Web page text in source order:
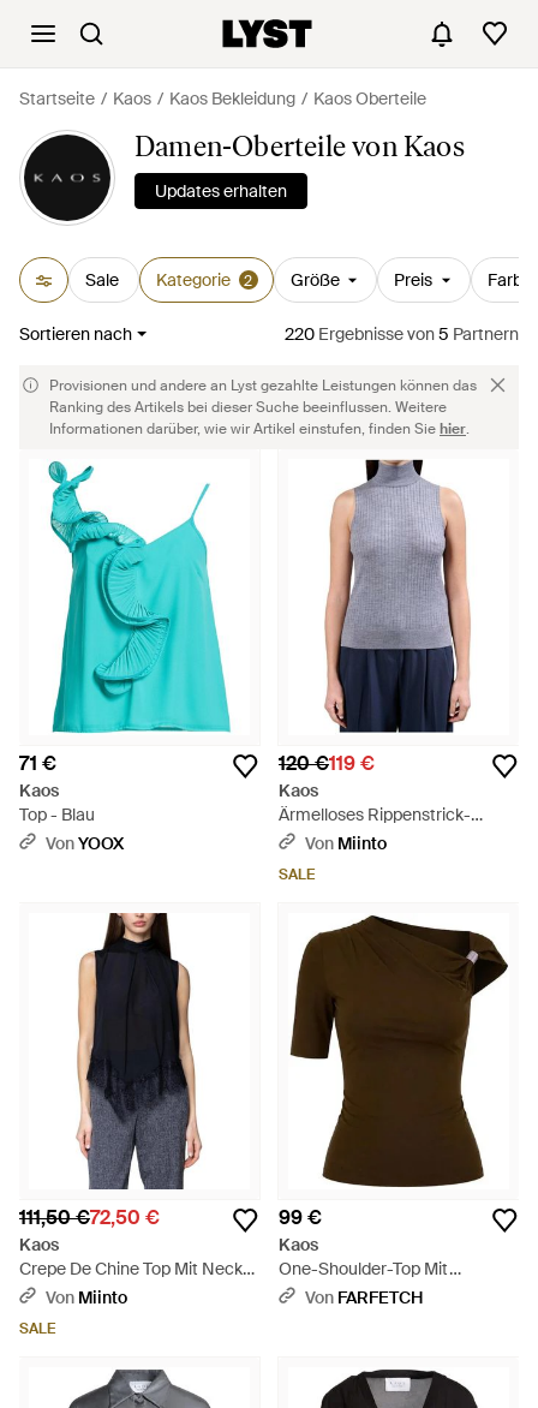
Startseite Kaos Kaos Bekleidung Kaos Oberteile
Damen-Oberteile von Kaos
Updates erhalten
Sale Kategorie 2 Größe Preis Farbe
Sortieren nach 220 Ergebnissevon5 Partnern
Provisionen und andere an Lyst gezahlte Leistungen können das
Ranking des Artikels bei dieser Suche beeinflussen. Weitere
Informationen darüber, wie wir Artikel einstufen, finden Siehier.
71 €
Kaos
Top - Blau
VonYOOX
120 €119 €
Kaos
Ärmelloses Rippenstrick-
Wolltop Mit Rollkragen - Blau
Von Miinto
SALE
111,50 €72,50 €
Kaos
Crepe De Chine Top Mit Neck
Tie - Schwarz
Von Miinto
SALE
99 €
Kaos
One-Shoulder-Top Mit
Ringdetail - Grün
Von FARFETCH